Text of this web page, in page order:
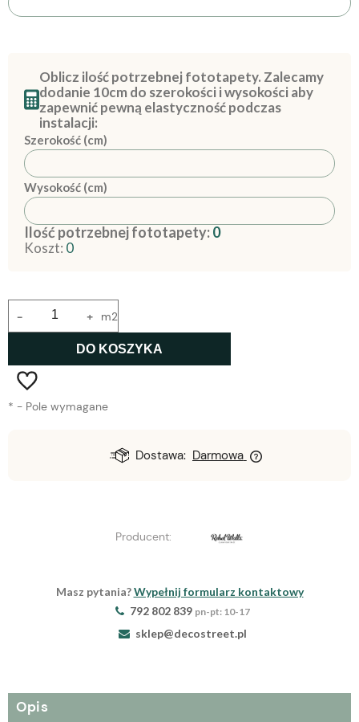
Oblicz ilość potrzebnej fototapety. Zalecamy
dodanie 10cm do szerokości i wysokości aby
zapewnić pewną elastyczność podczas
instalacji:
Szerokość (cm)
Wysokość (cm)
Ilość potrzebnej fototapety:0
Koszt: 0
+
- m2
DO KOSZYKA
* - Pole wymagane
Dostawa: Darmowa
Producent:
Masz pytania?Wypełnij formularz kontaktowy
792 802 839 pn-pt: 10-17
sklep@decostreet.pl
Opis